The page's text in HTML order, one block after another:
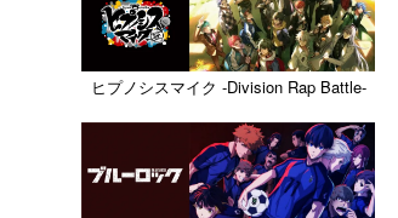
ヒプノシスマイク -Division Rap Battle-